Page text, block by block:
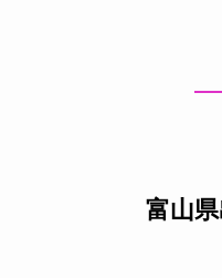
富山